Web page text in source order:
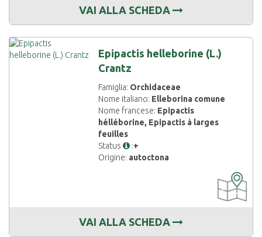
VAI ALLA SCHEDA
Epipactis helleborine (L.)
Crantz
Famiglia: Orchidaceae
Nome italiano: Elleborina comune
Nome francese: Epipactis
hélléborine, Epipactis à larges
feuilles
Status
:+
Origine: autoctona
DISPONIBILE
VAI ALLA SCHEDA